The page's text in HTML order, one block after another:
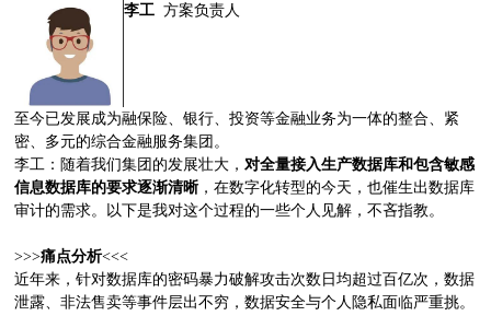
李工 方案负责人
至今已发展成为融保险、银行、投资等金融业务为一体的整合、紧
密、多元的综合金融服务集团。
李工：随着我们集团的发展壮大，对全量接入生产数据库和包含敏感
信息数据库的要求逐渐清晰，在数字化转型的今天，也催生出数据库
审计的需求。以下是我对这个过程的一些个人见解，不吝指教。
>>>痛点分析<<<
近年来，针对数据库的密码暴力破解攻击次数日均超过百亿次，数据
泄露、非法售卖等事件层出不穷，数据安全与个人隐私面临严重挑。